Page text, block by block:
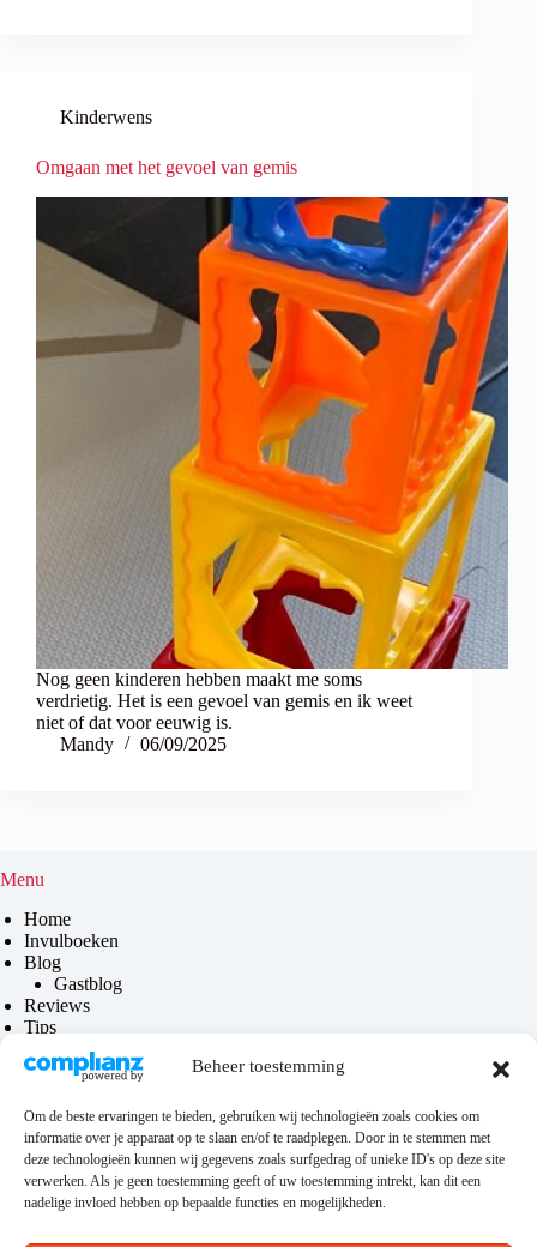
Beheer toestemming
Om de beste ervaringen te bieden, gebruiken wij technologieën zoals cookies om
informatie over je apparaat op te slaan en/of te raadplegen. Door in te stemmen met
deze technologieën kunnen wij gegevens zoals surfgedrag of unieke ID's op deze site
verwerken. Als je geen toestemming geeft of uw toestemming intrekt, kan dit een
nadelige invloed hebben op bepaalde functies en mogelijkheden.
Kinderwens
Omgaan met het gevoel van gemis
Nog geen kinderen hebben maakt me soms
verdrietig. Het is een gevoel van gemis en ik weet
niet of dat voor eeuwig is.
Mandy
06/09/2025
Menu
Home
Invulboeken
Blog
Gastblog
Reviews
Tips
Over mij
Privacy & disclaimer
Privacybeleid
Disclaimer